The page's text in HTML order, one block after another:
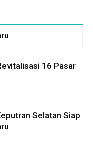
16 Pasar
Selatan Siap